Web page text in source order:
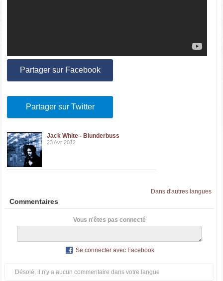
Partager sur Facebook
Partager sur Twitter
Jack White - Blunderbuss
23 Avr 2012
Dans d'autres langues
Commentaires
Vous n'êtes pas connecté
Se connecter avec Facebook
Désolé, il n'y a aucun commentaire dans votre langue